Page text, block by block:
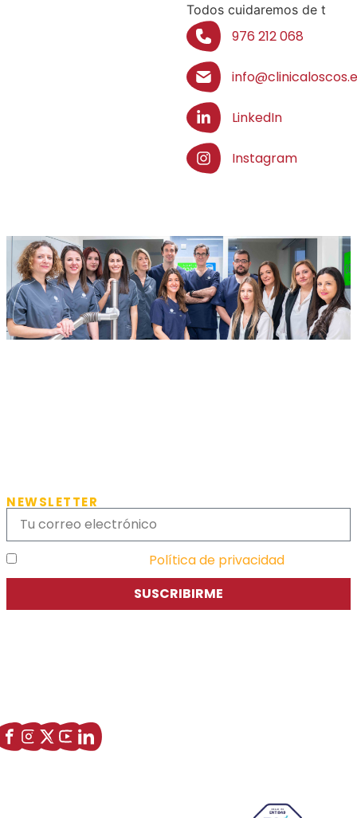
Todos cuidaremos de t
976 212 068
LinkedIn
Instagram
NEWSLETTER
Política de privacidad
SUSCRIBIRME